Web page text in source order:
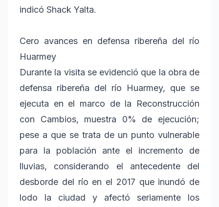
indicó Shack Yalta.
Cero avances en defensa ribereña del río
Huarmey
Durante la visita se evidenció que la obra de
defensa ribereña del río Huarmey, que se
ejecuta en el marco de la Reconstrucción
con Cambios, muestra 0% de ejecución;
pese a que se trata de un punto vulnerable
para la población ante el incremento de
lluvias, considerando el antecedente del
desborde del río en el 2017 que inundó de
lodo la ciudad y afectó seriamente los